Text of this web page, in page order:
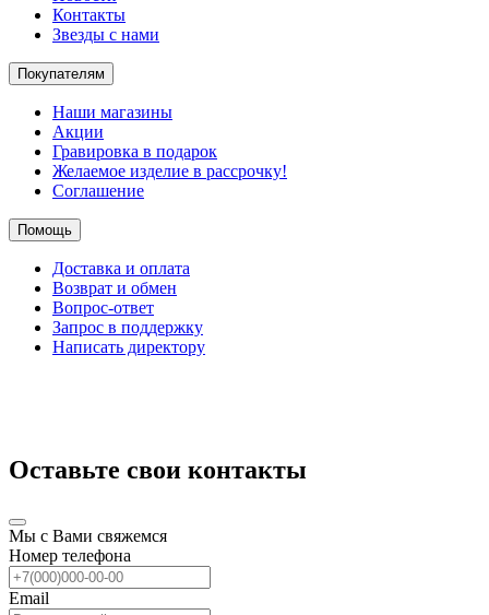
Контакты
Звезды с нами
Покупателям
Наши магазины
Акции
Гравировка в подарок
Желаемое изделие в рассрочку!
Соглашение
Помощь
Доставка и оплата
Возврат и обмен
Вопрос-ответ
Запрос в поддержку
Написать директору
Оставьте свои контакты
Мы с Вами свяжемся
Номер телефона
Email